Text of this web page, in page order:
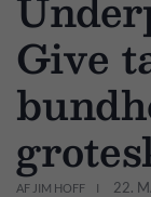
Give
AF JIM HOFF 22.